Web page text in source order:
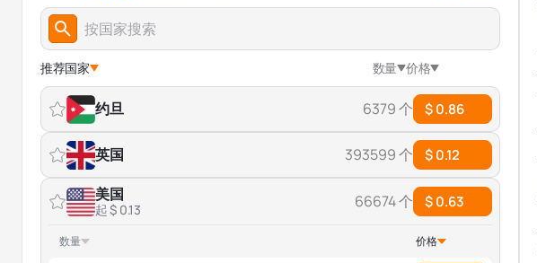
推荐国家 数量 价格
约旦 6379 个 $ 0.86
英国 393599 个 $ 0.12
美国
起 $ 0.13 66674 个 $ 0.63
数量 价格